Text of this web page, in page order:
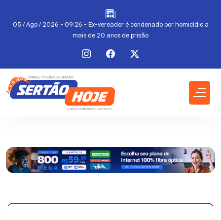
05 / Ago / 2026 - 09:26 - Ex-vereador é condenado por homicídio a
mais de 20 anos de prisão